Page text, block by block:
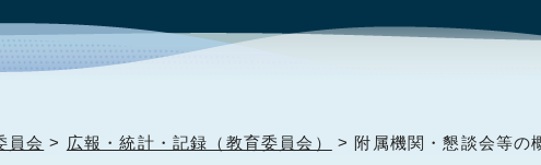
員会 > 広報・統計・記録（教育委員会） > 附属機関・懇談会等の